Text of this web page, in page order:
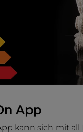
App
kann sich mit all